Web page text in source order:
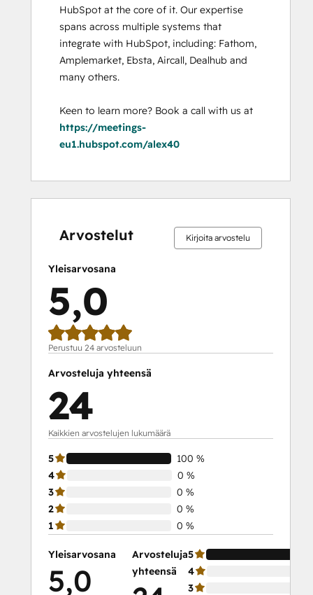
HubSpot at the core of it. Our expertise
spans across multiple systems that
integrate with HubSpot, including: Fathom,
Amplemarket, Ebsta, Aircall, Dealhub and
many others.
https://meetings-
eu1.hubspot.com/alex40
Arvostelut Kirjoita arvostelu
Yleisarvosana
5,0
Perustuu 24 arvosteluun
Arvosteluja yhteensä
24
Kaikkien arvostelujen lukumäärä
5
100 %
4
0 %
3
0 %
2
0 %
1
0 %
Yleisarvosana
5,0
Arvosteluja
yhteensä
5
4
3